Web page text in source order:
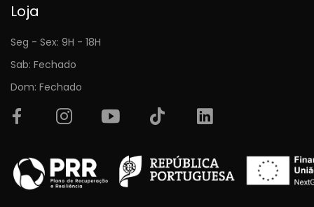
Loja
Seg - Sex: 9H - 18H
Sab: Fechado
Dom: Fechado